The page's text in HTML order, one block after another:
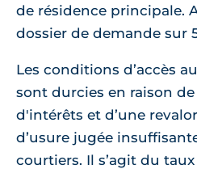
de résidence principale.
dossier de demande sur
Les conditions d’accès
sont durcies en raison
d'intérêts et d’une
d’usure jugée
courtiers. Il s’agit du